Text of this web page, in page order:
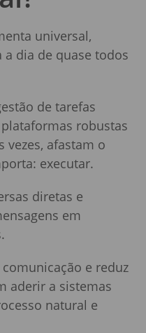
universal,
dia de quase todos
de tarefas
robustas
vezes, afastam o
executar.
diretas e
em
e reduz
aderir a sistemas
natural e